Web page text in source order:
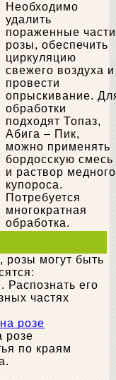
Необходимо
удалить
пораженные части
розы, обеспечить
циркуляцию
свежего воздуха и
провести
опрыскивание.
обработки
подходят Топаз,
Абига – Пик,
можно применять
бордосскую смесь
и раствор медного
купороса.
Потребуется
многократная
обработка.
розы могут быть
. Распознать его
частях
розе
по краям